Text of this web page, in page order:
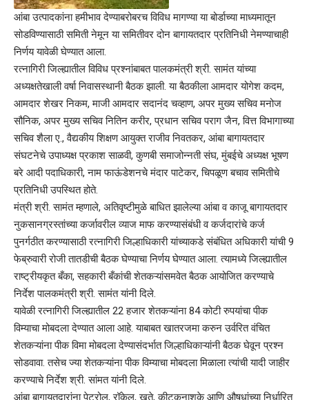
आंबा उत्पादकांना हमीभाव देण्याबरोबरच विविध मागण्या या बोर्डाच्या माध्यमातून
सोडविण्यासाठी समिती नेमून या समितीवर दोन बागायतदार प्रतिनिधी नेमण्याचाही
निर्णय यावेळी घेण्यात आला.
रत्नागिरी जिल्ह्यातील विविध प्रश्नांबाबत पालकमंत्री श्री. सामंत यांच्या
अध्यक्षतेखाली वर्षा निवासस्थानी बैठक झाली. या बैठकीला आमदार योगेश कदम,
आमदार शेखर निकम, माजी आमदार सदानंद चव्हाण, अपर मुख्य सचिव मनोज
सौनिक, अपर मुख्य सचिव नितिन करीर, प्रधान सचिव पराग जैन, वित्त विभागाच्या
सचिव शैला ए., वैद्यकीय शिक्षण आयुक्त राजीव निवतकर, आंबा बागायतदार
संघटनेचे उपाध्यक्ष प्रकाश साळवी, कुणबी समाजोन्नती संघ, मुंबईचे अध्यक्ष भूषण
बरे आदी पदाधिकारी, नाम फाऊंडेशनचे मंदार पाटेकर, चिपळूण बचाव समितीचे
प्रतिनिधी उपस्थित होते.
मंत्री श्री. सामंत म्हणाले, अतिवृष्टीमुळे बाधित झालेल्या आंबा व काजू बागायतदार
नुकसानग्रस्तांच्या कर्जावरील व्याज माफ करण्यासंबंधी व कर्जदारांचे कर्ज
पुनर्गठीत करण्यासाठी रत्नागिरी जिल्हाधिकारी यांच्याकडे संबंधित अधिकारी यांची 9
फेब्रुवारी रोजी तातडीची बैठक घेण्याचा निर्णय घेण्यात आला. त्यामध्ये जिल्ह्यातील
राष्ट्रीयकृत बँका, सहकारी बँकांची शेतकऱ्यांसमवेत बैठक आयोजित करण्याचे
निर्देश पालकमंत्री श्री. सामंत यांनी दिले.
यावेळी रत्नागिरी जिल्ह्यातील 22 हजार शेतकऱ्यांना 84 कोटी रुपयांचा पीक
विम्याचा मोबदला देण्यात आला आहे. याबाबत खातरजमा करुन उर्वरित वंचित
शेतकऱ्यांना पीक विमा मोबदला देण्यासंदर्भात जिल्हाधिकाऱ्यांनी बैठक घेवून प्रश्न
सोडवावा. तसेच ज्या शेतकऱ्यांना पीक विम्याचा मोबदला मिळाला त्यांची यादी जाहीर
करण्याचे निर्देश श्री. सांमत यांनी दिले.
आंबा बागायतदारांना पेट्रोल, रॉकेल, खते, कीटकनाशके आणि औषधांच्या निर्धारित